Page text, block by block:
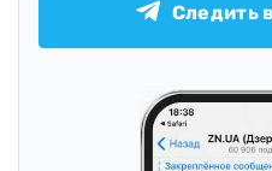
Следить